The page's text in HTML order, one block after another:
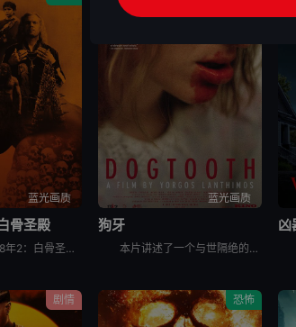
蓝光画质
骨圣殿
电影《惊变28年2：白骨圣殿》讲述了：末日丧钟再度敲响，带领观众直视人性毁灭的炼狱，感染者的威胁和幸存人类的邪恶。
蓝光画质
狗牙
本片讲述了一个与世隔绝的奇怪家庭。家庭成员由一对父母和大儿子、两个女儿组成，一家五口终日生活在一座隐秘的大宅子里。三个孩子自小被父亲隔离于此，他们不能接触除父母外的人，对高墙之外的世界几乎一无所知
凶
剧情 恐怖